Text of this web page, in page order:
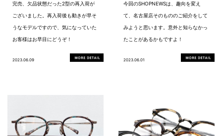
完売、欠品状態だった2型の再入荷が
ございました。再入荷後も動きが早そ
うなモデルですので、気になっていた
お客様はお早目にどうぞ！
2023.06.09
今回のSHOPNEWSは、趣向を変え
て、名古屋店そのもののご紹介をして
みようと思います。意外と知らなかっ
たことがあるかもですよ！
2023.06.01